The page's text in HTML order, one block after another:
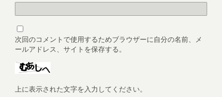
次回のコメントで使用するためブラウザーに自分の名前、メ
ールアドレス、サイトを保存する。
上に表示された文字を入力してください。